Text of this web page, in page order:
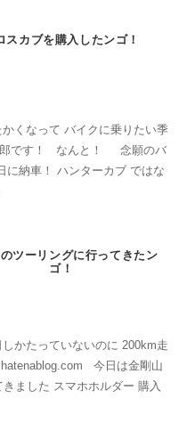
スカブを購入したンゴ！
くなって バイクに乗りたい季
郎です！ なんと！ 念願のバ
に納車！ ハンターカブ ではな
ツーリングに行ってきたン
ゴ！
かたっていないのに 200km走
今日は金剛山
ました スマホホルダー 購入